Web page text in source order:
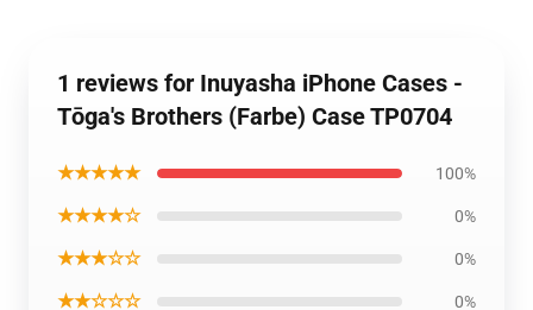
1 reviews for Inuyasha iPhone Cases -
Tōga's Brothers (Farbe) Case TP0704
★★★★★ 100%
★★★★☆ 0%
★★★☆☆ 0%
★★☆☆☆ 0%